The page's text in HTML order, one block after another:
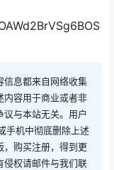
信息都来自网络收集
内容用于商业或者非
与本站无关。用户
手机中彻底删除上述
，购买注册，得到更
侵权请邮件与我们联